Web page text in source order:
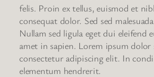
felis. Proin ex tellus, euismod et
consequat dolor. Sed sed
Nullam sed ligula eget dui eleifend
amet in sapien. Lorem ipsum dolor
consectetur adipiscing elit. In
elementum hendrerit.